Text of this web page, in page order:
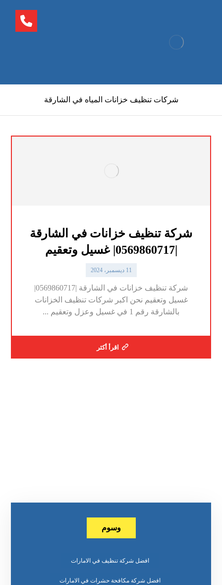
شركات تنظيف خزانات المياه في الشارقة
شركة تنظيف خزانات في الشارقة
|0569860717| غسيل وتعقيم
11 ديسمبر، 2024
شركة تنظيف خزانات في الشارقة |0569860717|
غسيل وتعقيم نحن اكبر شركات تنظيف الخزانات
بالشارقة رقم 1 في غسيل وعزل وتعقيم ...
اقرأ أكثر
وسوم
افضل شركة تنظيف في الامارات
افضل شركة مكافحة حشرات في الامارات